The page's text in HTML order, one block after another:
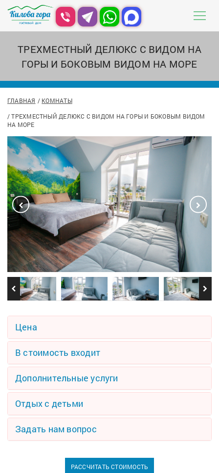
ТРЕХМЕСТНЫЙ ДЕЛЮКС С ВИДОМ НА
ГОРЫ И БОКОВЫМ ВИДОМ НА МОРЕ
ГЛАВНАЯ
КОМНАТЫ
ТРЕХМЕСТНЫЙ ДЕЛЮКС С ВИДОМ НА ГОРЫ И БОКОВЫМ ВИДОМ
НА МОРЕ
Цена
В стоимость входит
Дополнительные услуги
Отдых с детьми
Задать нам вопрос
РАССЧИТАТЬ СТОИМОСТЬ